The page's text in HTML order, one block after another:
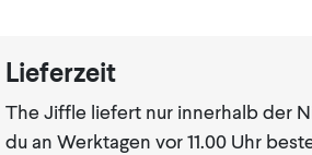
Lieferzeit
The Jiffle liefert nur innerhalb der
du an Werktagen vor 11.00 Uhr